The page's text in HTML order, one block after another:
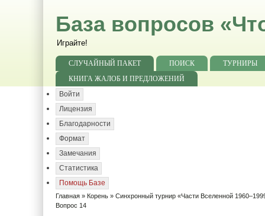
База вопросов
Играйте!
СЛУЧАЙНЫЙ ПАКЕТ ПОИСК
ТУРНИРЫ
КНИГА ЖАЛОБ И ПРЕДЛОЖЕНИЙ
Войти
Лицензия
Благодарности
Формат
Замечания
Статистика
Помощь Базе
Главная » Корень » Синхронный турнир «Части Вселенной
Вопрос 14